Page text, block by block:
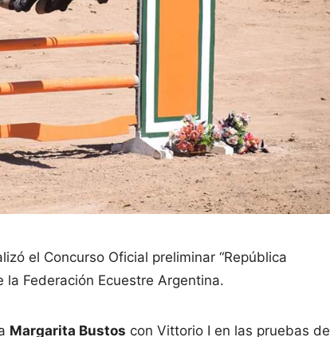
el Concurso Oficial preliminar “República
la Federación Ecuestre Argentina.
Margarita Bustos con Vittorio I en las pruebas de